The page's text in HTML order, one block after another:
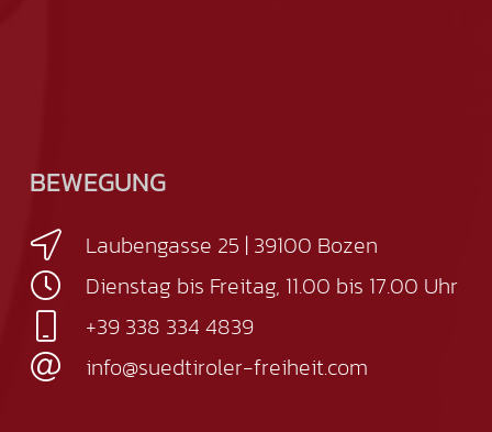
BEWEGUNG
Laubengasse 25 | 39100 Bozen
Dienstag bis Freitag, 11.00 bis 17.00 Uhr
+39 338 334 4839
info@suedtiroler-freiheit.com